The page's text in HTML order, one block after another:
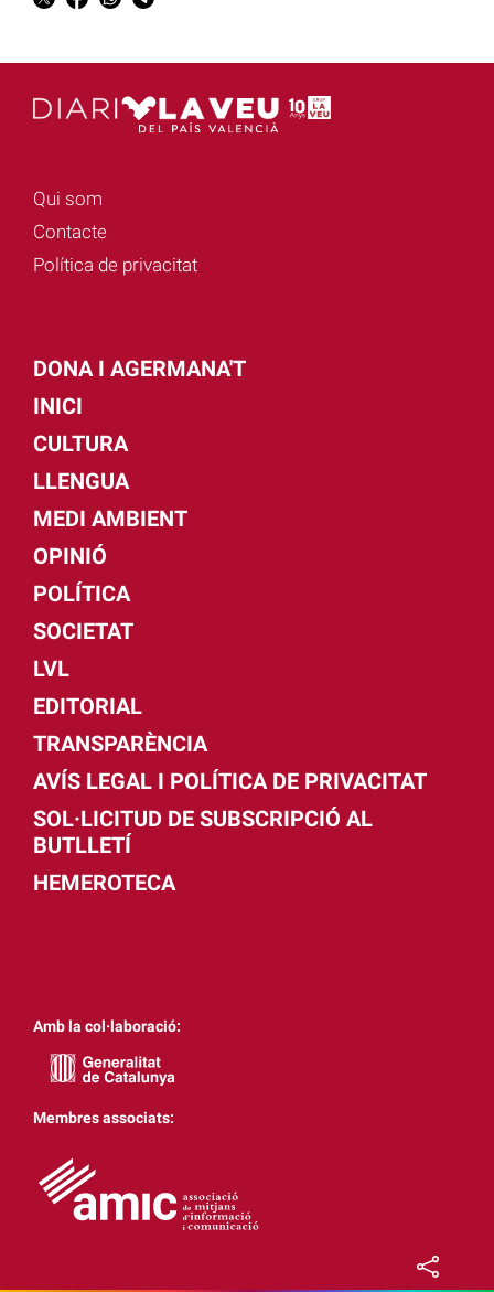
Qui som
Contacte
Política de privacitat
DONA I AGERMANA'T
INICI
CULTURA
LLENGUA
MEDI AMBIENT
OPINIÓ
POLÍTICA
SOCIETAT
LVL
EDITORIAL
TRANSPARÈNCIA
AVÍS LEGAL I POLÍTICA DE PRIVACITAT
SOL·LICITUD DE SUBSCRIPCIÓ AL
BUTLLETÍ
HEMEROTECA
Amb la col·laboració:
Membres associats: